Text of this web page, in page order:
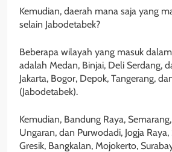
Kemudian, daerah mana saja yang
selain Jabodetabek?
Beberapa wilayah yang masuk
adalah Medan, Binjai, Deli Serdang,
Jakarta, Bogor, Depok, Tangerang,
(Jabodetabek).
Kemudian, Bandung Raya,
Ungaran, dan Purwodadi, Jogja
Gresik, Bangkalan, Mojokerto,